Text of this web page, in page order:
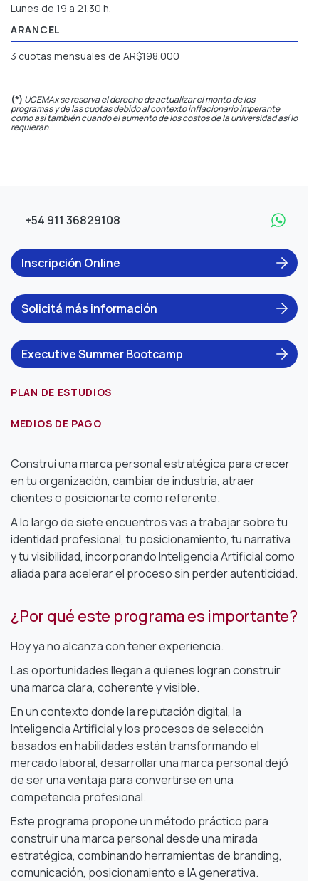
Lunes de 19 a 21.30 h.
ARANCEL
3 cuotas mensuales de AR$198.000
(*) UCEMAx se reserva el derecho de actualizar el monto de los
programas y de las cuotas debido al contexto inflacionario imperante
como así también cuando el aumento de los costos de la universidad así lo
requieran.
+54 911 36829108
Inscripción Online
Solicitá más información
Executive Summer Bootcamp
PLAN DE ESTUDIOS
MEDIOS DE PAGO
Construí una marca personal estratégica para crecer
en tu organización, cambiar de industria, atraer
clientes o posicionarte como referente.
A lo largo de siete encuentros vas a trabajar sobre tu
identidad profesional, tu posicionamiento, tu narrativa
y tu visibilidad, incorporando Inteligencia Artificial como
aliada para acelerar el proceso sin perder autenticidad.
¿Por qué este programa es importante?
Hoy ya no alcanza con tener experiencia.
Las oportunidades llegan a quienes logran construir
una marca clara, coherente y visible.
En un contexto donde la reputación digital, la
Inteligencia Artificial y los procesos de selección
basados en habilidades están transformando el
mercado laboral, desarrollar una marca personal dejó
de ser una ventaja para convertirse en una
competencia profesional.
Este programa propone un método práctico para
construir una marca personal desde una mirada
estratégica, combinando herramientas de branding,
comunicación, posicionamiento e IA generativa.